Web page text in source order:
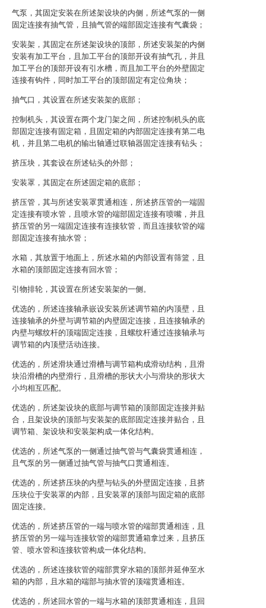
气泵，其固定安装在所述架设块的内侧，所述气泵的一侧
固定连接有抽气管，且抽气管的端部固定连接有气囊袋；
安装架，其固定在所述架设块的顶部，所述安装架的内侧
安装有加工平台，且加工平台的顶部开设有抽气孔，并且
加工平台的顶部开设有引水槽，而且加工平台的外壁固定
连接有钩件，同时加工平台的顶部固定有定位角块；
抽气口，其设置在所述安装架的底部；
控制机头，其设置在两个龙门架之间，所述控制机头的底
部固定连接有固定箱，且固定箱的内部固定连接有第二电
机，并且第二电机的输出轴通过联轴器固定连接有钻头；
挤压块，其套设在所述钻头的外部；
安装罩，其固定在所述固定箱的底部；
挤压管，其与所述安装罩贯通相连，所述挤压管的一端固
定连接有喷水管，且喷水管的端部固定连接有喷嘴，并且
挤压管的另一端固定连接有连接软管，而且连接软管的端
部固定连接有抽水管；
水箱，其放置于地面上，所述水箱的内部设置有筛篮，且
水箱的顶部固定连接有回水管；
引物排轮，其设置在所述安装架的一侧。
优选的，所述连接轴承嵌设安装所述调节箱的内顶壁，且
连接轴承的外壁与调节箱的内壁固定连接，且连接轴承的
内壁与螺纹杆的顶端固定连接，且螺纹杆通过连接轴承与
调节箱的内顶壁活动连接。
优选的，所述滑块通过滑槽与调节箱构成滑动结构，且滑
块沿滑槽的内壁滑行，且滑槽的形状大小与滑块的形状大
小均相互匹配。
优选的，所述架设块的底部与调节箱的顶部固定连接并贴
合，且架设块的顶部与安装架的底部固定连接并贴合，且
调节箱、架设块和安装架构成一体化结构。
优选的，所述气泵的一侧通过抽气管与气囊袋贯通相连，
且气泵的另一侧通过抽气管与抽气口贯通相连。
优选的，所述挤压块的内壁与钻头的外壁固定连接，且挤
压块位于安装罩的内部，且安装罩的顶部与固定箱的底部
固定连接。
优选的，所述挤压管的一端与喷水管的端部贯通相连，且
挤压管的另一端与连接软管的端部贯通箱拿过来，且挤压
管、喷水管和连接软管构成一体化结构。
优选的，所述连接软管的端部贯穿水箱的顶部并延伸至水
箱的内部，且水箱的端部与抽水管的顶端贯通相连。
优选的，所述回水管的一端与水箱的顶部贯通相连，且回